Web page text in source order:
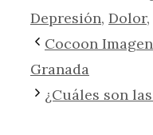
Depresión, Dolor,
Cocoon
Granada
¿Cuáles son